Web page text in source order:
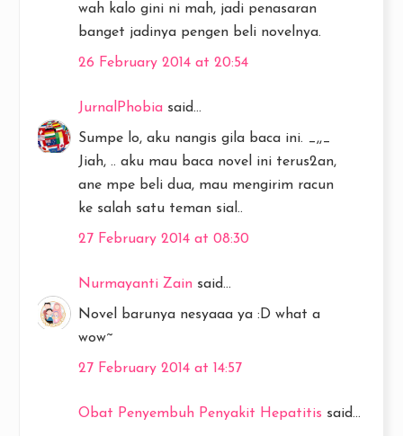
wah kalo gini ni mah, jadi penasaran
banget jadinya pengen beli novelnya.
26 February 2014 at 20:54
JurnalPhobia said...
Sumpe lo, aku nangis gila baca ini. _,,_
Jiah, .. aku mau baca novel ini terus2an,
ane mpe beli dua, mau mengirim racun
ke salah satu teman sial..
27 February 2014 at 08:30
Nurmayanti Zain said...
Novel barunya nesyaaa ya :D what a
wow~
27 February 2014 at 14:57
Obat Penyembuh Penyakit Hepatitis said...